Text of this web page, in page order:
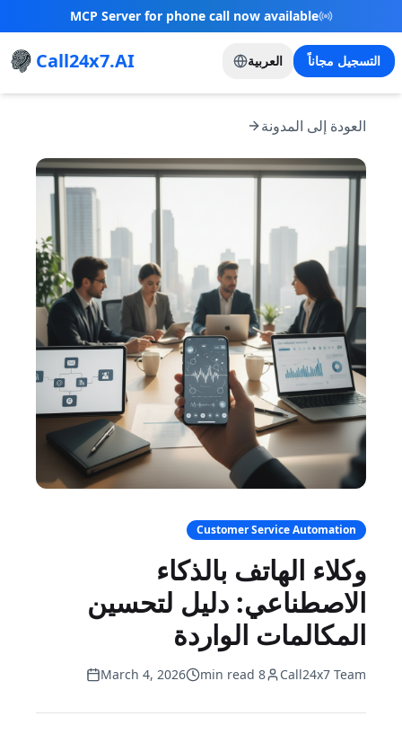
MCP Server for phone call now available
Call24x7.AI العربية التسجيل مجاناً
العودة إلى المدونة
Customer Service Automation
وكلاء الهاتف بالذكاء
الاصطناعي: دليل لتحسين
المكالمات الواردة
March 4, 2026 8 min read Call24x7 Team